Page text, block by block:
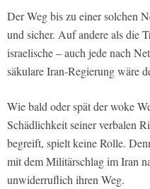
Der Weg bis zu einer solchen
und sicher. Auf andere als die
israelische – auch jede nach
säkulare Iran-Regierung wäre
Wie bald oder spät der woke
Schädlichkeit seiner verbalen
begreift, spielt keine Rolle.
mit dem Militärschlag im Iran
unwiderruflich ihren Weg.